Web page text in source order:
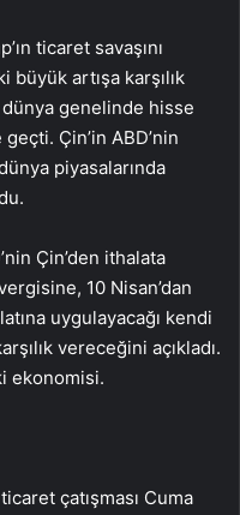
ticaret savaşını
büyük artışa karşılık
genelinde hisse
Çin’in ABD’nin
piyasalarında
Çin’den ithalata
10 Nisan’dan
uygulayacağı kendi
vereceğini açıkladı.
ekonomisi.
çatışması Cuma